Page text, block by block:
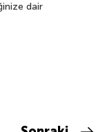
dair